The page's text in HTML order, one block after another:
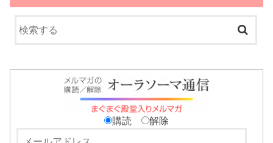
購読 解除